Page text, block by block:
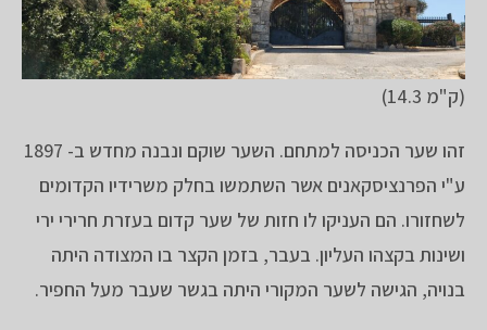
(ק"מ 14.3)
זהו שער הכניסה למתחם. השער שוקם ונבנה מחדש ב- 1897
ע"י הפרנציסקאנים אשר השתמשו בחלק משרידיו הקדומים
לשחזורו. הם העניקו לו חזות של שער קדום בעזרת חרירי ירי
ושינות בקצהו העליון. בעבר, בזמן הקצר בו המצודה היתה
בנויה, הגישה לשער המקורי היתה בגשר שעבר מעל החפיר.